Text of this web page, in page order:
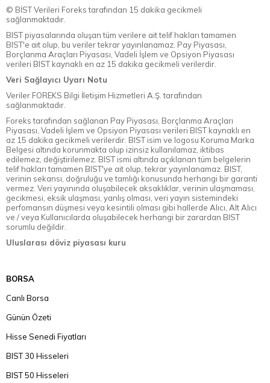
© BİST Verileri Foreks tarafından 15 dakika gecikmeli
sağlanmaktadır.
BIST piyasalarında oluşan tüm verilere ait telif hakları tamamen
BIST'e ait olup, bu veriler tekrar yayınlanamaz. Pay Piyasası,
Borçlanma Araçları Piyasası, Vadeli İşlem ve Opsiyon Piyasası
verileri BIST kaynaklı en az 15 dakika gecikmeli verilerdir.
Veri Sağlayıcı Uyarı Notu
Veriler FOREKS Bilgi İletişim Hizmetleri A.Ş. tarafından
sağlanmaktadır.
Foreks tarafından sağlanan Pay Piyasası, Borçlanma Araçları
Piyasası, Vadeli İşlem ve Opsiyon Piyasası verileri BIST kaynaklı en
az 15 dakika gecikmeli verilerdir. BIST isim ve logosu Koruma Marka
Belgesi altında korunmakta olup izinsiz kullanılamaz, iktibas
edilemez, değiştirilemez. BIST ismi altında açıklanan tüm belgelerin
telif hakları tamamen BIST'ye ait olup, tekrar yayınlanamaz. BIST,
verinin sekansı, doğruluğu ve tamlığı konusunda herhangi bir garanti
vermez. Veri yayınında oluşabilecek aksaklıklar, verinin ulaşmaması,
gecikmesi, eksik ulaşması, yanlış olması, veri yayın sistemindeki
perfomansın düşmesi veya kesintili olması gibi hallerde Alıcı, Alt Alıcı
ve / veya Kullanıcılarda oluşabilecek herhangi bir zarardan BIST
sorumlu değildir.
Uluslarası döviz piyasası kuru
BORSA
Canlı Borsa
Günün Özeti
Hisse Senedi Fiyatları
BIST 30 Hisseleri
BIST 50 Hisseleri